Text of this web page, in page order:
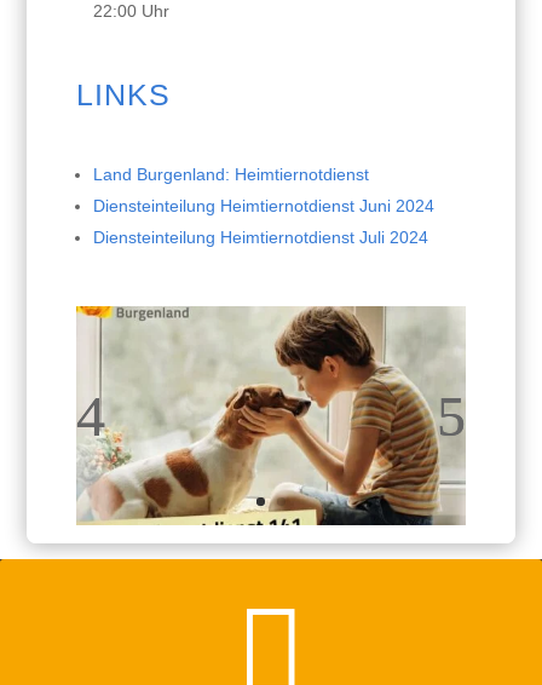
22:00 Uhr
LINKS
Land Burgenland: Heimtiernotdienst
Diensteinteilung Heimtiernotdienst Juni 2024
Diensteinteilung Heimtiernotdienst Juli 2024
